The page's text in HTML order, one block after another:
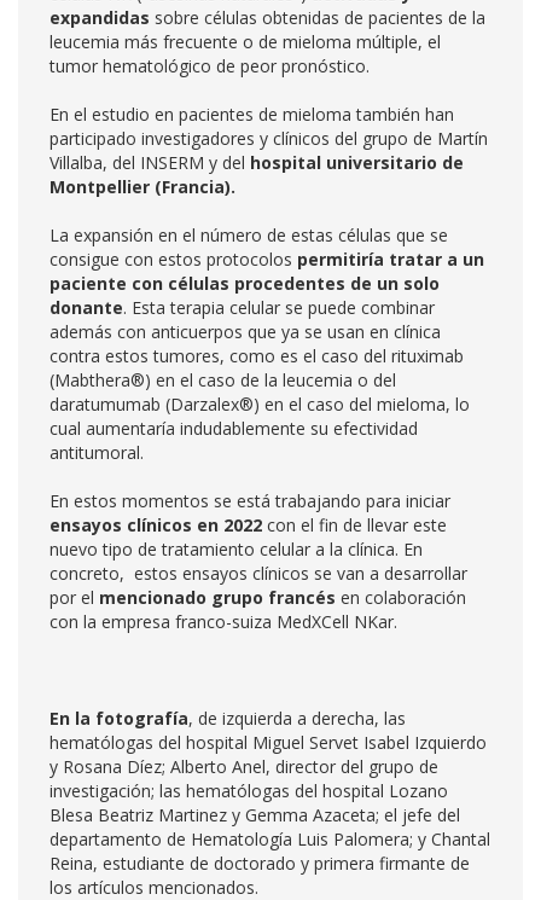
expandidas sobre células obtenidas de pacientes de la
leucemia más frecuente o de mieloma múltiple, el
tumor hematológico de peor pronóstico.
En el estudio en pacientes de mieloma también han
participado investigadores y clínicos del grupo de Martín
Villalba, del INSERM y del hospital universitario de
Montpellier (Francia).
La expansión en el número de estas células que se
consigue con estos protocolos permitiría tratar a un
paciente con células procedentes de un solo
donante. Esta terapia celular se puede combinar
además con anticuerpos que ya se usan en clínica
contra estos tumores, como es el caso del rituximab
(Mabthera®) en el caso de la leucemia o del
daratumumab (Darzalex®) en el caso del mieloma, lo
cual aumentaría indudablemente su efectividad
antitumoral.
En estos momentos se está trabajando para iniciar
ensayos clínicos en 2022 con el fin de llevar este
nuevo tipo de tratamiento celular a la clínica. En
concreto, estos ensayos clínicos se van a desarrollar
por el mencionado grupo francés en colaboración
con la empresa franco-suiza MedXCell NKar.
En la fotografía, de izquierda a derecha, las
hematólogas del hospital Miguel Servet Isabel Izquierdo
y Rosana Díez; Alberto Anel, director del grupo de
investigación; las hematólogas del hospital Lozano
Blesa Beatriz Martinez y Gemma Azaceta; el jefe del
departamento de Hematología Luis Palomera; y Chantal
Reina, estudiante de doctorado y primera firmante de
los artículos mencionados.